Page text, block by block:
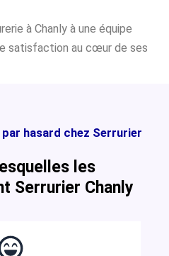
à Chanly à une équipe
satisfaction au cœur de ses
hasard chez Serrurier
les
Serrurier Chanly